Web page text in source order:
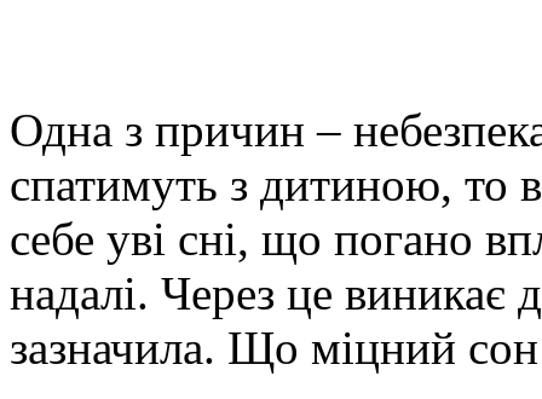
Одна з причин –
спатимуть з дитиною, то
себе уві сні, що погано
надалі. Через це виникає
зазначила. Що міцний сон